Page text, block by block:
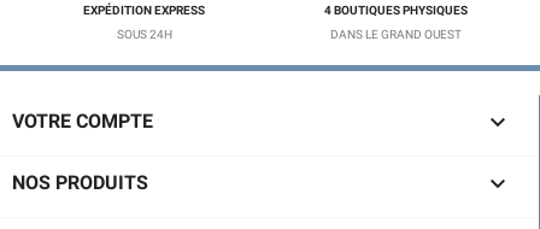
EXPÉDITION EXPRESS
SOUS 24H
4 BOUTIQUES PHYSIQUES
DANS LE GRAND OUEST
VOTRE COMPTE 
NOS PRODUITS 